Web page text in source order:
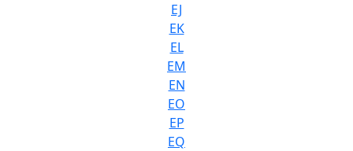
EJ
EK
EL
EM
EN
EO
EP
EQ